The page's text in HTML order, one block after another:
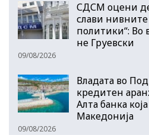
СДСМ оцени
слави
политики“: Во
не Груевски
09/08/2026
Владата во
кредитен
Алта банка
Македонија
09/08/2026